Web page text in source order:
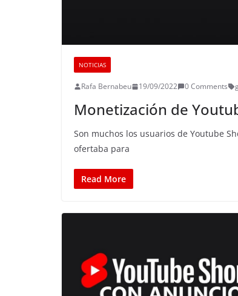
NOTICIAS
Rafa Bernabeu 19/09/2022 0 Comments
Monetización de
Son muchos los usuarios de Youtube
ofertaba para
Read More